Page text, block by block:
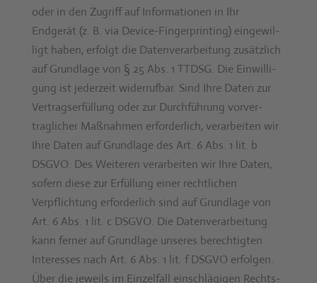
oder in den Zugriff auf Infor­ma­tio­nen in Ihr
Endgerät (z. B. via Device-Fin­ger­print­ing) eingewil­
ligt haben, erfol­gt die Daten­ver­ar­beitung zusät­zlich
auf Grund­lage von § 25 Abs. 1 TTDSG. Die Ein­willi­
gung ist jed­erzeit wider­ruf­bar. Sind Ihre Dat­en zur
Ver­tragser­fül­lung oder zur Durch­führung vorver­
traglich­er Maß­nah­men erforder­lich, ver­ar­beit­en wir
Ihre Dat­en auf Grund­lage des Art. 6 Abs. 1 lit. b
DSGVO. Des Weit­eren ver­ar­beit­en wir Ihre Dat­en,
sofern diese zur Erfül­lung ein­er rechtlichen
Verpflich­tung erforder­lich sind auf Grund­lage von
Art. 6 Abs. 1 lit. c DSGVO. Die Daten­ver­ar­beitung
kann fern­er auf Grund­lage unseres berechtigten
Inter­ess­es nach Art. 6 Abs. 1 lit. f DSGVO erfol­gen.
Über die jew­eils im Einzelfall ein­schlägi­gen Rechts­